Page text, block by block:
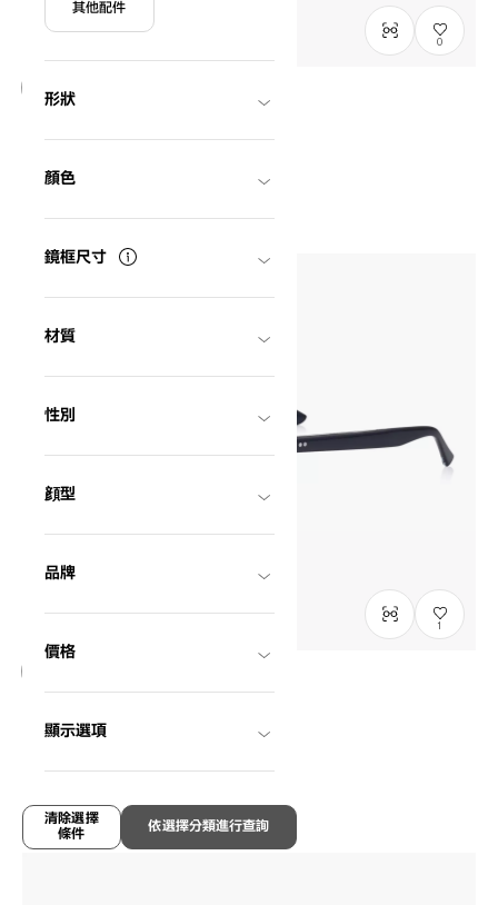
其他配件
形狀
顏色
鏡框尺寸
材質
性別
顔型
品牌
價格
顯示選項
依選擇分類進行查詢
清除選擇
條件
0
Graph Belle
HK$1,280.00
1
OWNDAYS × FREAK'S STORE
The UTILITY Model